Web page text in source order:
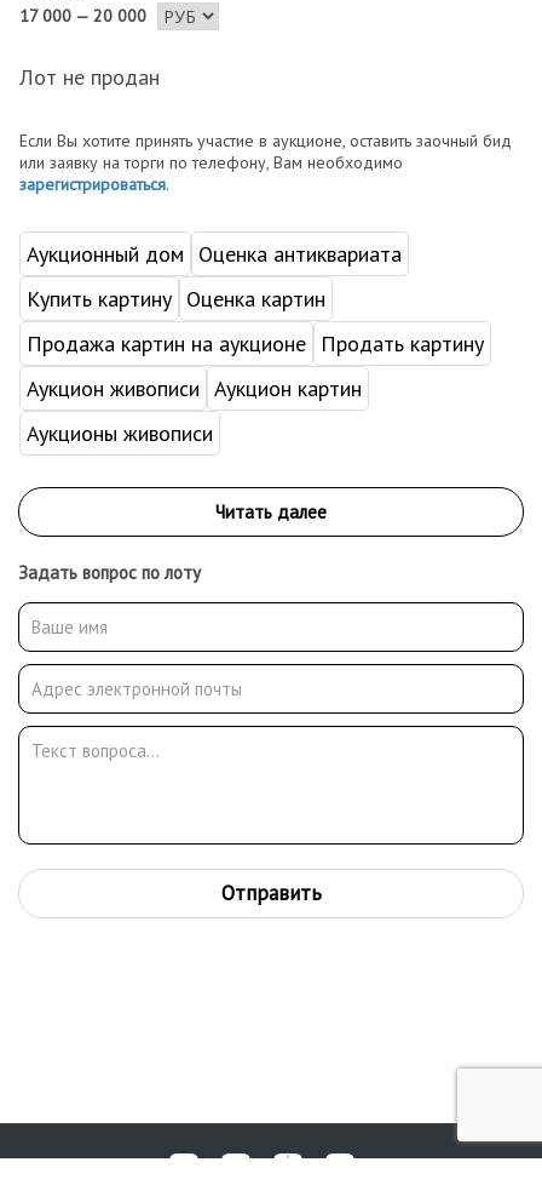
17 000 — 20 000
Лот не продан
Если Вы хотите принять участие в аукционе, оставить заочный бид
или заявку на торги по телефону, Вам необходимо
зарегистрироваться.
Аукционный дом
Оценка антиквариата
Купить картину Оценка картин
Продажа картин на аукционе
Продать картину
Аукцион живописи Аукцион картин
Аукционы живописи
Задать вопрос по лоту
Отправить